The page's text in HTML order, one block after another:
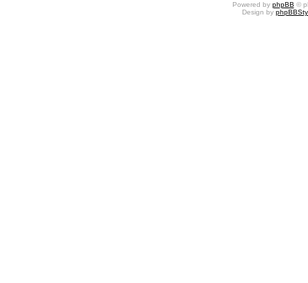
Powered by phpBB ©
Design by